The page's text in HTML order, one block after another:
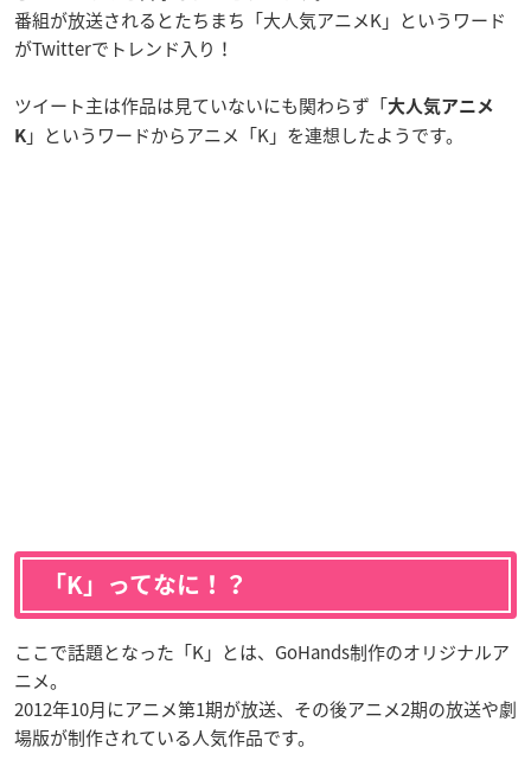
番組が放送されるとたちまち「大人気アニメK」というワード
がTwitterでトレンド入り！
ツイート主は作品は見ていないにも関わらず「大人気アニメ
K 」というワードからアニメ「K」を連想したようです。
「K」ってなに！？
ここで話題となった「K」とは、GoHands制作のオリジナルア
ニメ。
2012年10月にアニメ第1期が放送、その後アニメ2期の放送や劇
場版が制作されている人気作品です。